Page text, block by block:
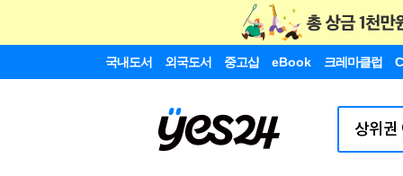
국내도서 외국도서 중고샵 eBook 크레마클럽